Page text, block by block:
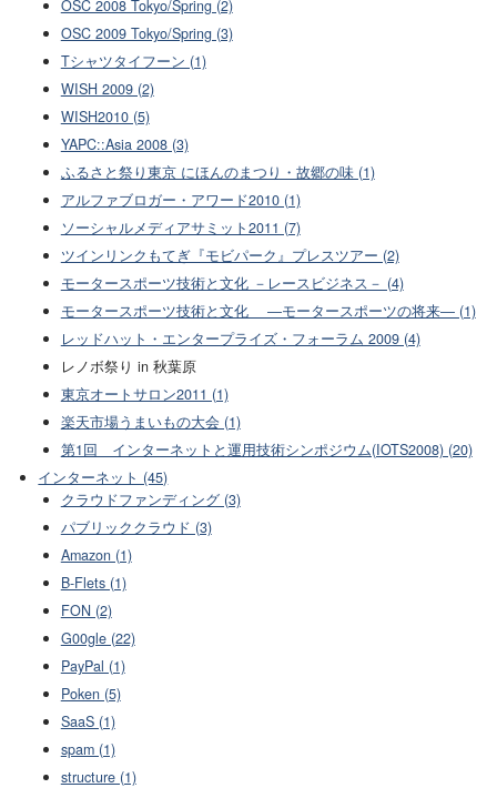
OSC 2008 Tokyo/Spring (2)
OSC 2009 Tokyo/Spring (3)
Tシャツタイフーン (1)
WISH 2009 (2)
WISH2010 (5)
YAPC::Asia 2008 (3)
ふるさと祭り東京 にほんのまつり・故郷の味 (1)
アルファブロガー・アワード2010 (1)
ソーシャルメディアサミット2011 (7)
ツインリンクもてぎ『モビパーク』プレスツアー (2)
モータースポーツ技術と文化 －レースビジネス－ (4)
モータースポーツ技術と文化 ―モータースポーツの将来― (1)
レッドハット・エンタープライズ・フォーラム 2009 (4)
レノボ祭り in 秋葉原
東京オートサロン2011 (1)
楽天市場うまいもの大会 (1)
第1回 インターネットと運用技術シンポジウム(IOTS2008) (20)
インターネット (45)
クラウドファンディング (3)
パブリッククラウド (3)
Amazon (1)
B-Flets (1)
FON (2)
G00gle (22)
PayPal (1)
Poken (5)
SaaS (1)
spam (1)
structure (1)